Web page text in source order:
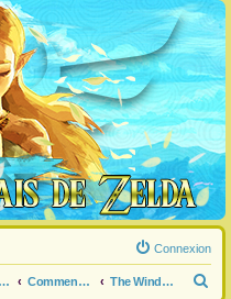
Connexion
Les jeux "Legend of Zelda" Commentaire / question générale / info sur un jeu The Wind Waker (GC + Wii U)